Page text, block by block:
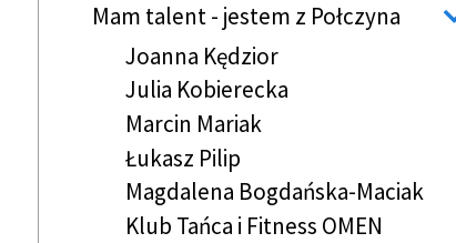
Mam talent - jestem z Połczyna
Joanna Kędzior
Julia Kobierecka
Marcin Mariak
Łukasz Pilip
Magdalena Bogdańska-Maciak
Klub Tańca i Fitness OMEN